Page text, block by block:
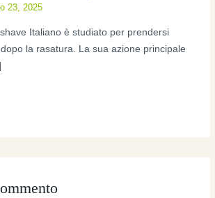
23, 2025
Italiano è studiato per prendersi
la rasatura. La sua azione principale